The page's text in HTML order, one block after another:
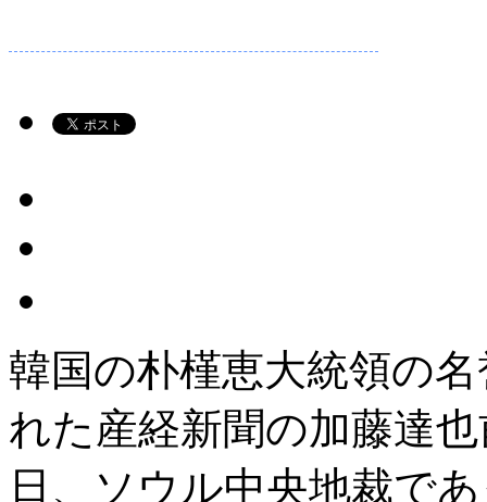
韓国の朴槿恵大統領の
れた産経新聞の加藤達
日、ソウル中央地裁で